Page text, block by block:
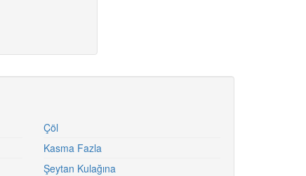
Çöl
Kasma Fazla
Şeytan Kulağına